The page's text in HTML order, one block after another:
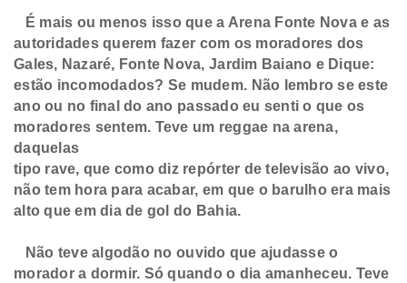
É mais ou menos isso que a Arena Fonte Nova e as
autoridadesquerem fazer com os moradores dos
Gales, Nazaré, Fonte Nova, Jardim Baiano e Dique:
estão incomodados? Se mudem. Não lembro se este
ano ou no final do ano passado eu senti o que os
moradores sentem. Teve um reggae na arena,
daquelas
tipo rave, que como diz repórter de televisão ao vivo,
não tem hora para acabar, em que o barulho era mais
alto que em dia de gol do Bahia.
Não teve algodão no ouvido que ajudasse o
morador a dormir. Só quando o dia amanheceu. Teve